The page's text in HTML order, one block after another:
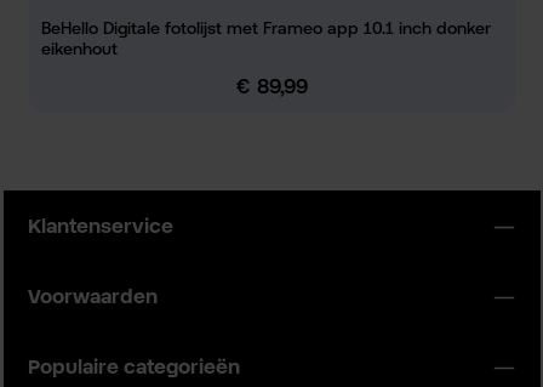
BeHello Digitale fotolijst met Frameo app 10.1 inch donker
eikenhout
Normale prijs:
€ 89,99
Klantenservice
Voorwaarden
Populaire categorieën